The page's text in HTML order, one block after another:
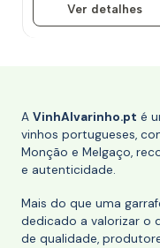
Ver detalhes
A VinhAlvarinho.pt é
vinhos portugueses,
Monção e Melgaço,
e autenticidade.
Mais do que uma
dedicado a valorizar o
de qualidade,